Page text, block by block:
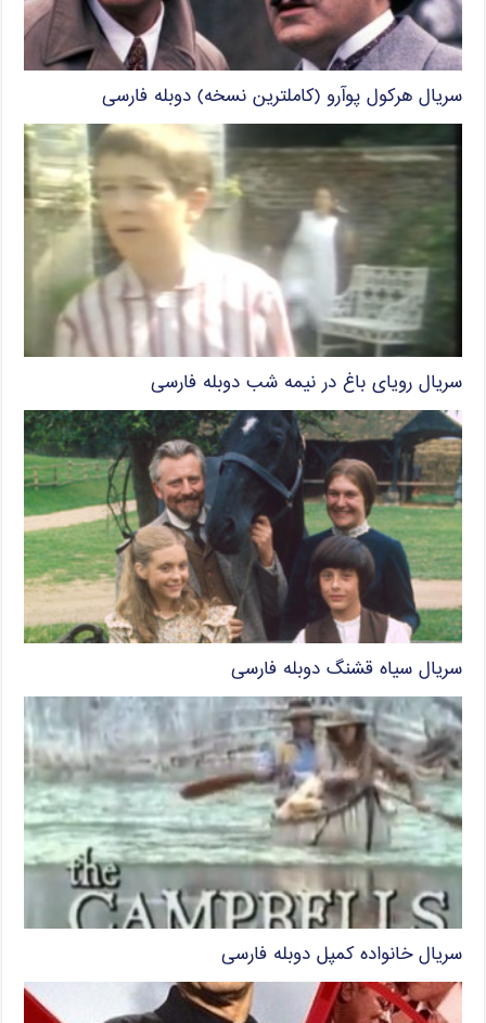
سریال هرکول پوآرو (کاملترین نسخه) دوبله فارسی
سریال رویای باغ در نیمه شب دوبله فارسی
سریال سیاه قشنگ دوبله فارسی
سریال خانواده کمپل دوبله فارسی